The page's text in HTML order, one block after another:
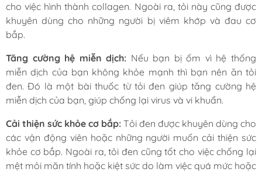
cho việc hình thành collagen. Ngoài ra, tỏi này cũng được
khuyên dùng cho những người bị viêm khớp và đau cơ
bắp.
Tăng cường hệ miễn dịch: Nếu bạn bị ốm vì hệ thống
miễn dịch của bạn không khỏe mạnh thì bạn nên ăn tỏi
đen. Đó là một bài thuốc từ tỏi đen giúp tăng cường hệ
miễn dịch của bạn, giúp chống lại virus và vi khuẩn.
Cải thiện sức khỏe cơ bắp: Tỏi đen được khuyên dùng cho
các vận động viên hoặc những người muốn cải thiện sức
khỏe cơ bắp. Ngoài ra, tỏi đen cũng tốt cho việc chống lại
mệt mỏi mãn tính hoặc kiệt sức do làm việc quá mức hoặc